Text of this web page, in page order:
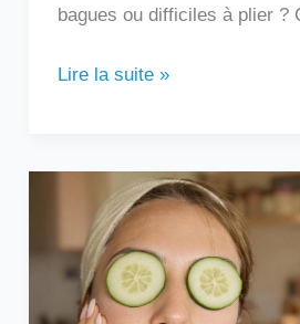
bagues ou difficiles à plier ?
Lire la suite »
remèdes
de
grand-
mère